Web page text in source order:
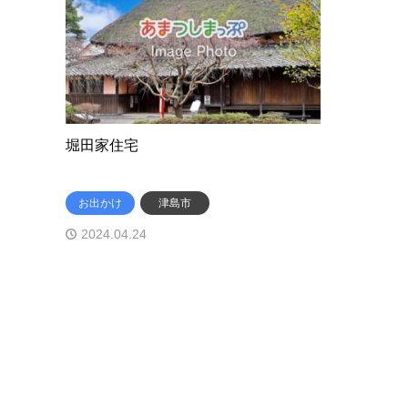
堀田家住宅
お出かけ 津島市
2024.04.24